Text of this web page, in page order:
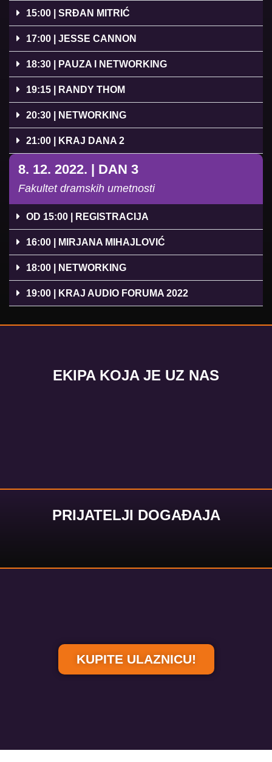
15:00 | SRĐAN MITRIĆ
17:00 | JESSE CANNON
18:30 | PAUZA I NETWORKING
19:15 | RANDY THOM
20:30 | NETWORKING
21:00 | KRAJ DANA 2
8. 12. 2022. | DAN 3
Fakultet dramskih umetnosti
OD 15:00 | REGISTRACIJA
16:00 | MIRJANA MIHAJLOVIĆ
18:00 | NETWORKING
19:00 | KRAJ AUDIO FORUMA 2022
EKIPA KOJA JE UZ NAS
PRIJATELJI DOGAĐAJA
KUPITE ULAZNICU!